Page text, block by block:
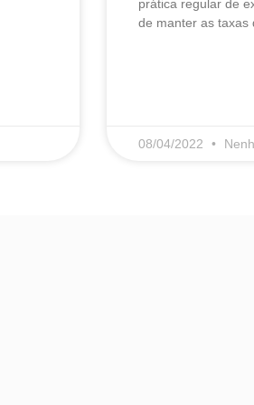
prática regular de
de manter as taxas
08/04/2022